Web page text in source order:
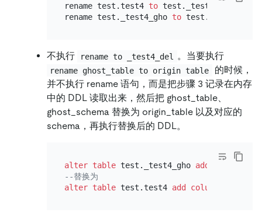
rename test.test4 to test._test4_del;
rename test._test4_gho to
不执行 rename to _test4_del 。当要执行
rename ghost_table to origin table
的时候，
并不执行 rename 语句，而是把步骤 3 记录在内存
中的 DDL 读取出来，然后把 ghost_table、
ghost_schema 替换为 origin_table 以及对应的
schema，再执行替换后的 DDL。
alter table test._test4_gho add
--替换为
alter table test.test4 add column